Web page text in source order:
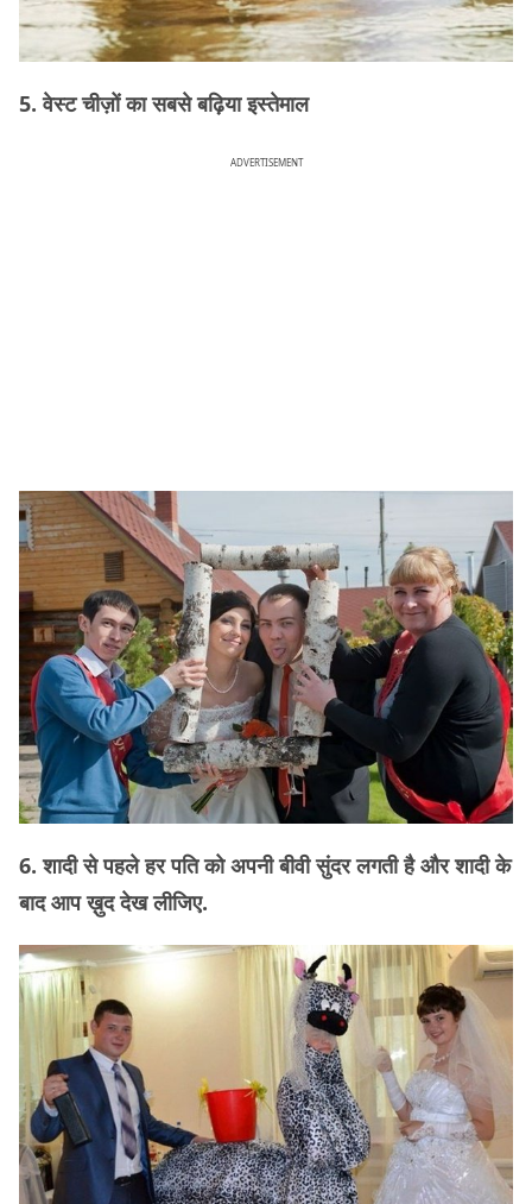
5. वेस्ट चीज़ों का सबसे बढ़िया इस्तेमाल
ADVERTISEMENT
6. शादी से पहले हर पति को अपनी बीवी सुंदर लगती है और शादी के
बाद आप ख़ुद देख लीजिए.